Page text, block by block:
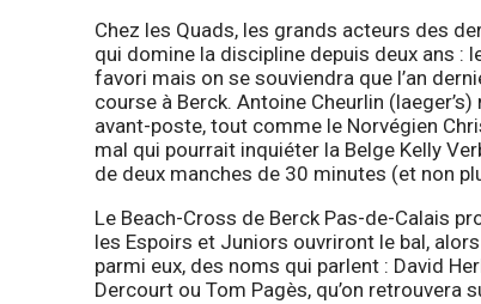
Chez les Quads, les grands acteurs des
qui domine la discipline depuis deux ans :
favori mais on se souviendra que l’an
course à Berck. Antoine Cheurlin
avant-poste, tout comme le Norvégien
mal qui pourrait inquiéter la Belge Kelly
de deux manches de 30 minutes (et non
Le Beach-Cross de Berck Pas-de-Calais
les Espoirs et Juniors ouvriront le bal,
parmi eux, des noms qui parlent : David
Dercourt ou Tom Pagès, qu’on retrouvera